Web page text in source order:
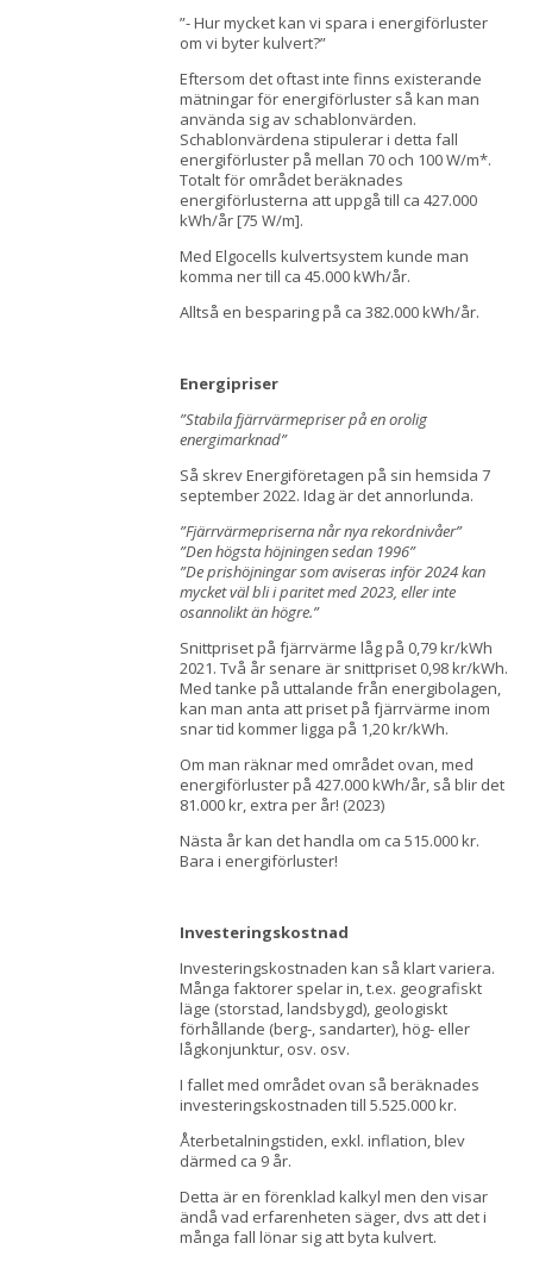
”- Hur mycket kan vi spara i energiförluster
om vi byter kulvert?”
Eftersom det oftast inte finns existerande
mätningar för energiförluster så kan man
använda sig av schablonvärden.
Schablonvärdena stipulerar i detta fall
energiförluster på mellan 70 och 100 W/m*.
Totalt för området beräknades
energiförlusterna att uppgå till ca 427.000
kWh/år [75 W/m].
Med Elgocells kulvertsystem kunde man
komma ner till ca 45.000 kWh/år.
Alltså en besparing på ca 382.000 kWh/år.
Energipriser
”Stabila fjärrvärmepriser på en orolig
energimarknad”
Så skrev Energiföretagen på sin hemsida 7
september 2022. Idag är det annorlunda.
”Fjärrvärmepriserna når nya rekordnivåer”
”Den högsta höjningen sedan 1996”
”De prishöjningar som aviseras inför 2024 kan
mycket väl bli i paritet med 2023, eller inte
osannolikt än högre.”
Snittpriset på fjärrvärme låg på 0,79 kr/kWh
2021. Två år senare är snittpriset 0,98 kr/kWh.
Med tanke på uttalande från energibolagen,
kan man anta att priset på fjärrvärme inom
snar tid kommer ligga på 1,20 kr/kWh.
Om man räknar med området ovan, med
energiförluster på 427.000 kWh/år, så blir det
81.000 kr, extra per år! (2023)
Nästa år kan det handla om ca 515.000 kr.
Bara i energiförluster!
Investeringskostnad
Investeringskostnaden kan så klart variera.
Många faktorer spelar in, t.ex. geografiskt
läge (storstad, landsbygd), geologiskt
förhållande (berg-, sandarter), hög- eller
lågkonjunktur, osv. osv.
I fallet med området ovan så beräknades
investeringskostnaden till 5.525.000 kr.
Återbetalningstiden, exkl. inflation, blev
därmed ca 9 år.
Detta är en förenklad kalkyl men den visar
ändå vad erfarenheten säger, dvs att det i
många fall lönar sig att byta kulvert.